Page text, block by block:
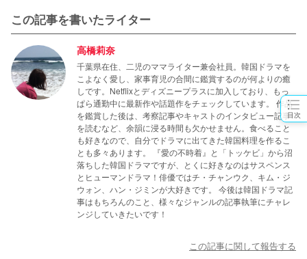
目次
この記事を書いたライター
高橋莉奈
千葉県在住、二児のママライター兼会社員。韓国ドラマを
こよなく愛し、家事育児の合間に鑑賞するのが何よりの癒
しです。Netflixとディズニープラスに加入しており、もっ
ぱら通勤中に最新作や話題作をチェックしています。 作品
を鑑賞した後は、考察記事やキャストのインタビュー記事
を読むなど、余韻に浸る時間も欠かせません。食べること
も好きなので、自分でドラマに出てきた韓国料理を作るこ
とも多々あります。 『愛の不時着』と「トッケビ」から沼
落ちした韓国ドラマですが、とくに好きなのはサスペンス
とヒューマンドラマ！俳優ではチ・チャンウク、キム・ジ
ウォン、ハン・ジミンが大好きです。 今後は韓国ドラマ記
事はもちろんのこと、様々なジャンルの記事執筆にチャレ
ンジしていきたいです！
この記事に関して報告する